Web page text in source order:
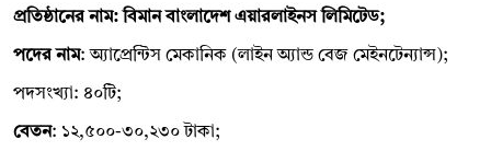
প্রতিষ্ঠানের নাম: বিমান বাংলাদেশ এয়ারলাইনস লিমিটেড;
পদের নাম: অ্যাপ্রেন্টিস মেকানিক (লাইন অ্যান্ড বেজ মেইনটেন্যান্স);
পদসংখ্যা: ৪০টি;
বেতন: ১২,৫০০-৩০,২৩০ টাকা;